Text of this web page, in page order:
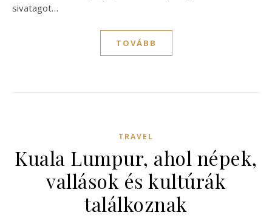
sivatagot…
TOVÁBB
TRAVEL
Kuala Lumpur, ahol népek,
vallások és kultúrák
találkoznak